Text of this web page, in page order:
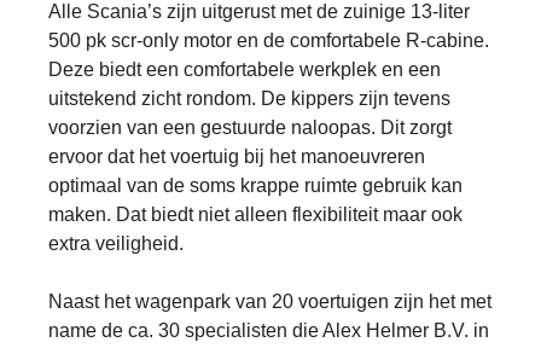
Alle Scania’s zijn uitgerust met de zuinige 13-liter
500 pk scr-only motor en de comfortabele R-cabine.
Deze biedt een comfortabele werkplek en een
uitstekend zicht rondom. De kippers zijn tevens
voorzien van een gestuurde naloopas. Dit zorgt
ervoor dat het voertuig bij het manoeuvreren
optimaal van de soms krappe ruimte gebruik kan
maken. Dat biedt niet alleen flexibiliteit maar ook
extra veiligheid.
Naast het wagenpark van 20 voertuigen zijn het met
name de ca. 30 specialisten die Alex Helmer B.V. in